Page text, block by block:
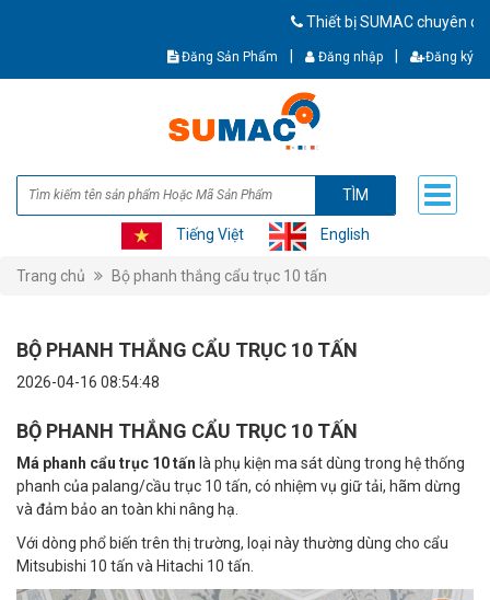
Thiết bị SUMAC chuyên
Đăng Sản Phẩm Đăng nhập Đăng ký
TÌM
Tiếng Việt English
Trang chủ Bộ phanh thắng cẩu trục 10 tấn
BỘ PHANH THẮNG CẨU TRỤC 10 TẤN
2026-04-16 08:54:48
BỘ PHANH THẮNG CẨU TRỤC 10 TẤN
Má phanh cẩu trục 10 tấn là phụ kiện ma sát dùng trong hệ thống
phanh của palang/cầu trục 10 tấn, có nhiệm vụ giữ tải, hãm dừng
và đảm bảo an toàn khi nâng hạ.
Với dòng phổ biến trên thị trường, loại này thường dùng cho cẩu
Mitsubishi 10 tấn và Hitachi 10 tấn.